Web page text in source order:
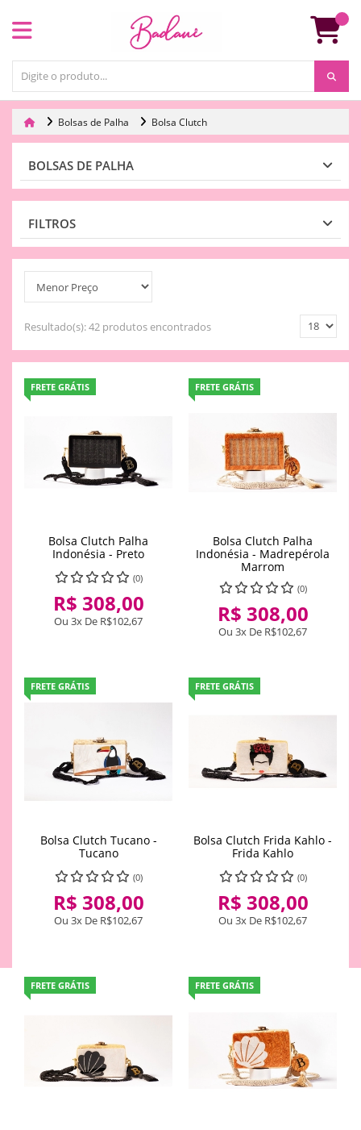
Bolsas de Palha Bolsa Clutch
BOLSAS DE PALHA
FILTROS
Resultado(s):42 produtos encontrados
FRETE GRÁTIS
Bolsa Clutch Palha
Indonésia - Preto
(0)
R$ 308,00
Ou 3x De R$102,67
FRETE GRÁTIS
Bolsa Clutch Palha
Indonésia - Madrepérola
Marrom
(0)
R$ 308,00
Ou 3x De R$102,67
FRETE GRÁTIS
Bolsa Clutch Tucano -
Tucano
(0)
R$ 308,00
Ou 3x De R$102,67
FRETE GRÁTIS
Bolsa Clutch Frida Kahlo -
Frida Kahlo
(0)
R$ 308,00
Ou 3x De R$102,67
FRETE GRÁTIS FRETE GRÁTIS